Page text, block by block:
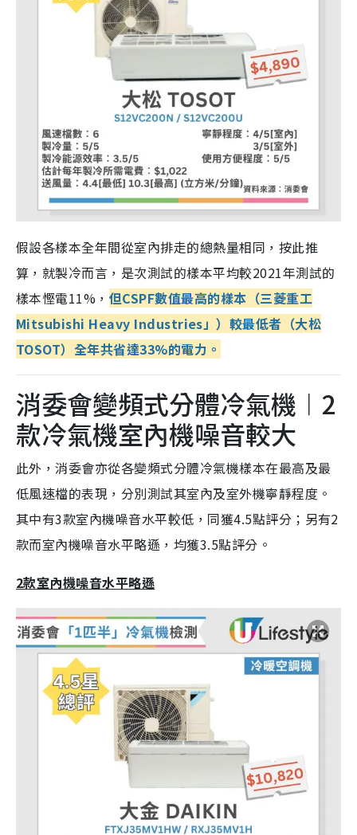
假設各樣本全年間從室內排走的總熱量相同，按此推
算，就製冷而言，是次測試的樣本平均較2021年測試的
樣本慳電11%， 但CSPF數值最高的樣本（三菱重工
Mitsubishi Heavy Industries」）較最低者（大松
TOSOT）全年共省達33%的電力。
消委會變頻式分體冷氣機︱2
款冷氣機室內機噪音較大
此外，消委會亦從各變頻式分體冷氣機樣本在最高及最
低風速檔的表現，分別測試其室內及室外機寧靜程度。
其中有3款室內機噪音水平較低，同獲4.5點評分；另有2
款而室內機噪音水平略遜，均獲3.5點評分。
2款室內機噪音水平略遜